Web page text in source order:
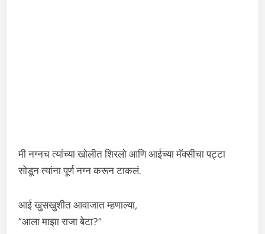
मी नग्नच त्यांच्या खोलीत शिरलो आणि आईच्या मॅक्सीचा पट्टा
सोडून त्यांना पूर्ण नग्न करून टाकलं.
आई खुसखुशीत आवाजात म्हणाल्या,
“आला माझा राजा बेटा?”